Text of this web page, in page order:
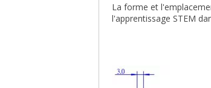
La forme et
l'apprentissage STEM